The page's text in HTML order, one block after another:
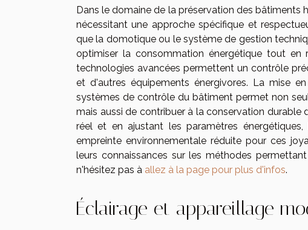
Dans le domaine de la préservation des bâtiments
nécessitant une approche spécifique et
que la domotique ou le système de gestion
optimiser la consommation énergétique tout en
technologies avancées permettent un contrôle
et d'autres équipements énergivores. La mise
systèmes de contrôle du bâtiment permet non
mais aussi de contribuer à la conservation
réel et en ajustant les paramètres
empreinte environnementale réduite pour ces
leurs connaissances sur les méthodes
n'hésitez pas à allez à la page pour plus d'infos.
Éclairage et appareillage